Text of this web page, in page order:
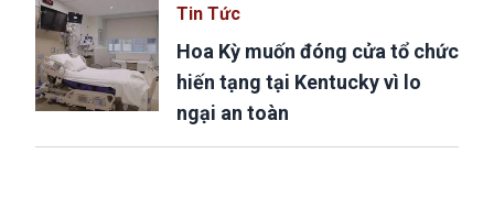
Tin Tức
Hoa Kỳ muốn đóng cửa tổ chức
hiến tạng tại Kentucky vì lo
ngại an toàn